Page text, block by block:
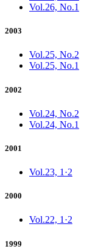
Vol.26, No.1
2003
Vol.25, No.2
Vol.25, No.1
2002
Vol.24, No.2
Vol.24, No.1
2001
Vol.23, 1·2
2000
Vol.22, 1·2
1999